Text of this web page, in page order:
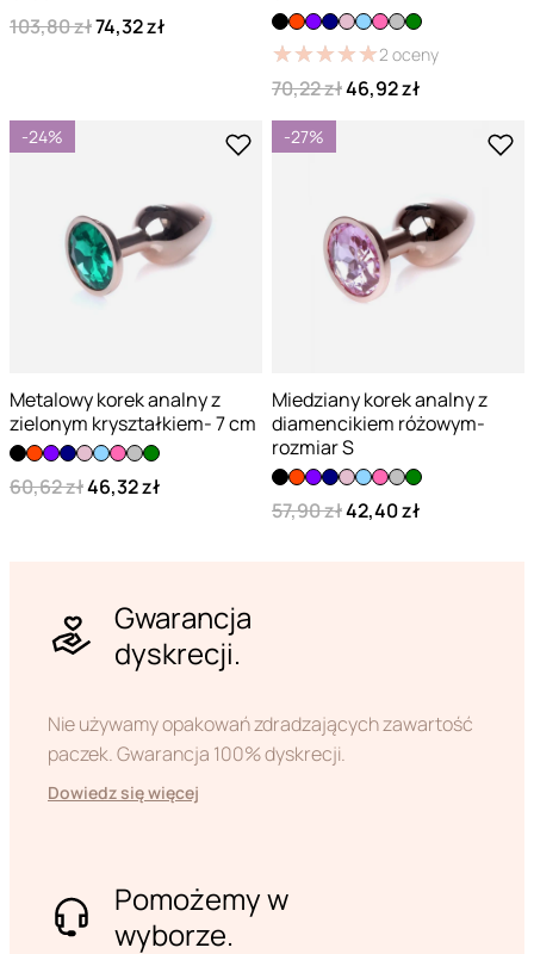
103,80 zł74,32 zł
★★★★★
★★★★★2 oceny
70,22 zł46,92 zł
-24%
Metalowy korek analny z
zielonym kryształkiem- 7 cm
60,62 zł46,32 zł
-27%
Miedziany korek analny z
diamencikiem różowym-
rozmiar S
57,90 zł42,40 zł
Gwarancja
dyskrecji.
Nie używamy opakowań zdradzających zawartość
paczek. Gwarancja 100% dyskrecji.
Dowiedz się więcej
Pomożemy w
wyborze.